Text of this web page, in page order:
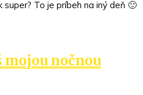
To je príbeh na iný deň 🙂
mojou nočnou